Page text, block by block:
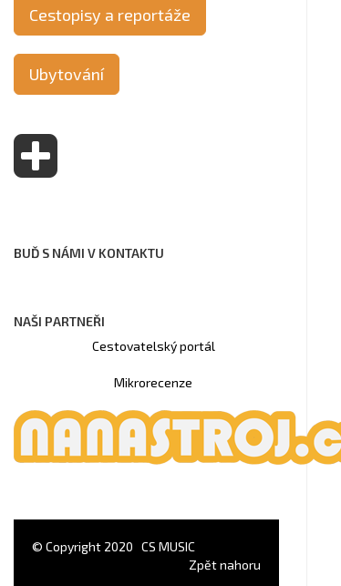
Cestopisy a reportáže
Ubytování
BUĎ S NÁMI V KONTAKTU
NAŠI PARTNEŘI
Cestovatelský portál
Mikrorecenze
© Copyright 2020 CS MUSIC
Zpět nahoru